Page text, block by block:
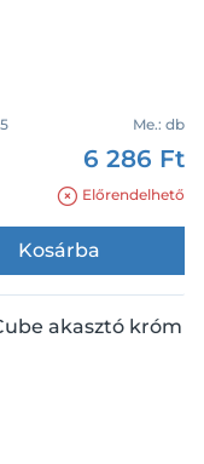
Me.: db
6 286 Ft
Előrendelhető
Kosárba
akasztó króm